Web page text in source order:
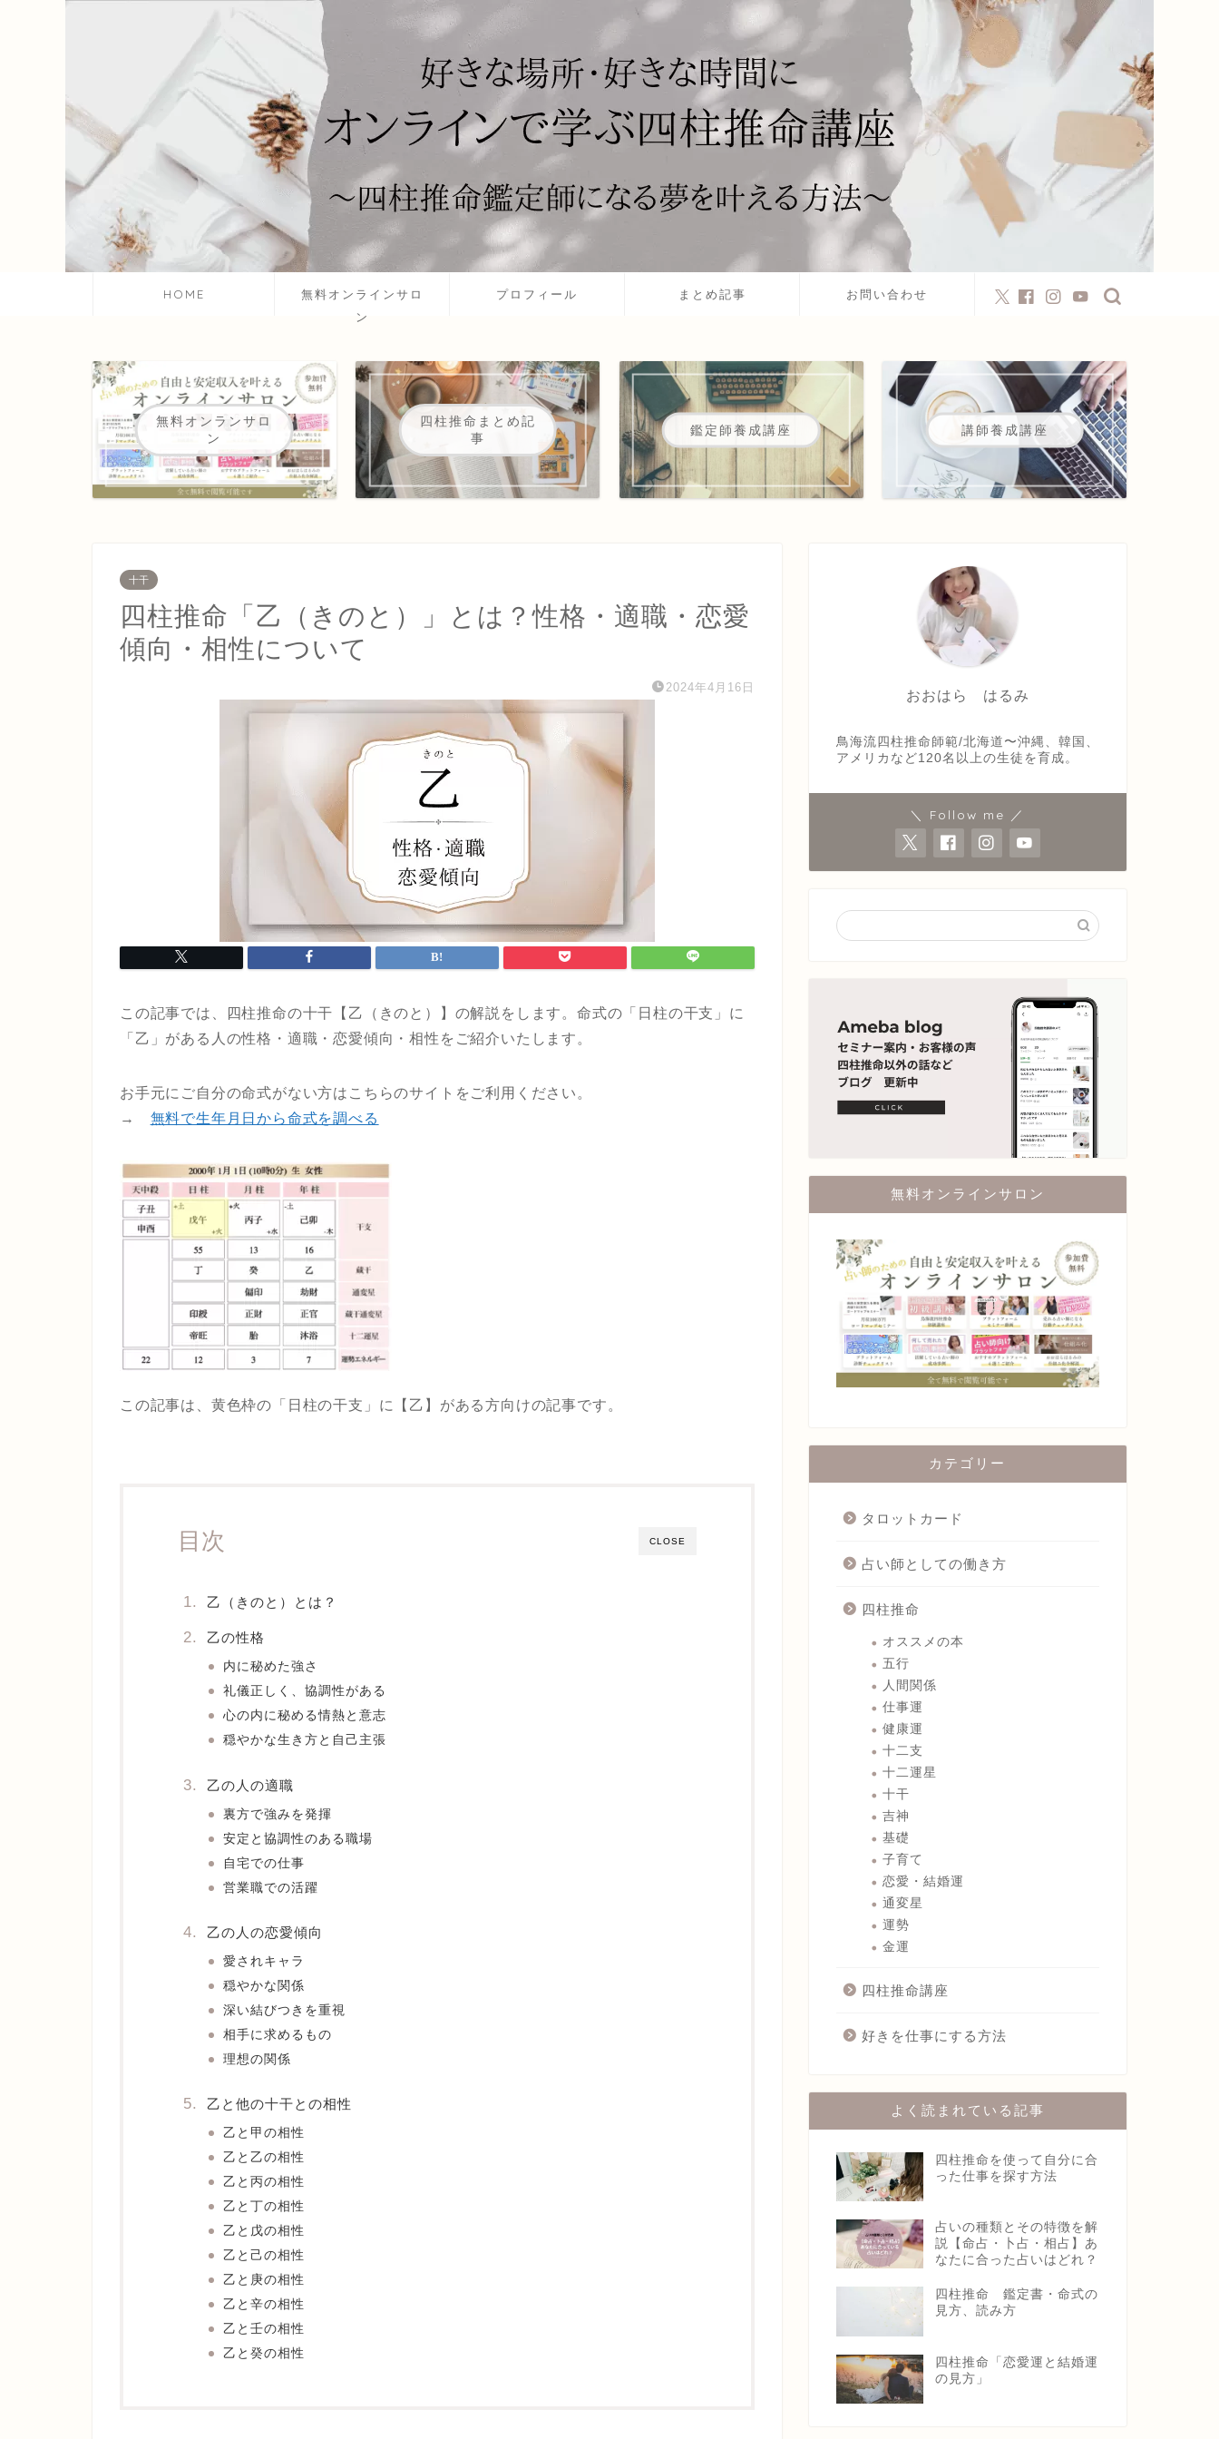
HOME
無料オンラインサロ
ン
プロフィール まとめ記事 お問い合わせ
無料オンランサロ
ン
四柱推命まとめ記
事
鑑定師養成講座 講師養成講座
十干
四柱推命「乙（きのと）」とは？性格・適職・恋愛
傾向・相性について
2024年4月16日
この記事では、四柱推命の十干【乙（きのと）】の解説をします。命式の「日柱の干支」に
「乙」がある人の性格・適職・恋愛傾向・相性をご紹介いたします。
お手元にご自分の命式がない方はこちらのサイトをご利用ください。
→ 無料で生年月日から命式を調べる
この記事は、黄色枠の「日柱の干支」に【乙】がある方向けの記事です。
CLOSE
目次
乙（きのと）とは？
乙の性格
内に秘めた強さ
礼儀正しく、協調性がある
心の内に秘める情熱と意志
穏やかな生き方と自己主張
乙の人の適職
裏方で強みを発揮
安定と協調性のある職場
自宅での仕事
営業職での活躍
乙の人の恋愛傾向
愛されキャラ
穏やかな関係
深い結びつきを重視
相手に求めるもの
理想の関係
乙と他の十干との相性
乙と甲の相性
乙と乙の相性
乙と丙の相性
乙と丁の相性
乙と戊の相性
乙と己の相性
乙と庚の相性
乙と辛の相性
乙と壬の相性
乙と癸の相性
おおはら はるみ
鳥海流四柱推命師範/北海道〜沖縄、韓国、
アメリカなど120名以上の生徒を育成。
＼ Follow me ／
無料オンラインサロン
カテゴリー
タロットカード
占い師としての働き方
四柱推命
オススメの本
五行
人間関係
仕事運
健康運
十二支
十二運星
十干
吉神
基礎
子育て
恋愛・結婚運
通変星
運勢
金運
四柱推命講座
好きを仕事にする方法
よく読まれている記事
四柱推命を使って自分に合
った仕事を探す方法
占いの種類とその特徴を解
説【命占・卜占・相占】あ
なたに合った占いはどれ？
四柱推命 鑑定書・命式の
見方、読み方
四柱推命「恋愛運と結婚運
の見方」